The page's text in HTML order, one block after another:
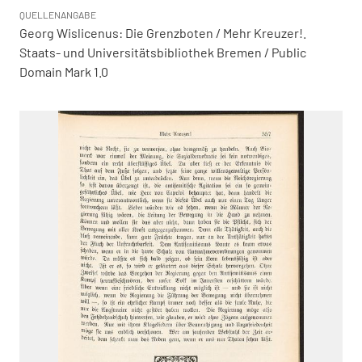
QUELLENANGABE
Georg Wislicenus: Die Grenzboten / Mehr Kreuzer!.
Staats- und Universitätsbibliothek Bremen / Public
Domain Mark 1.0